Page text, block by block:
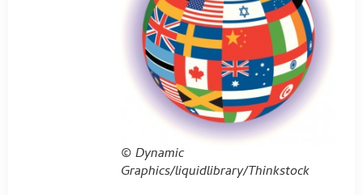
© Dynamic
Graphics/liquidlibrary/Thinkstock